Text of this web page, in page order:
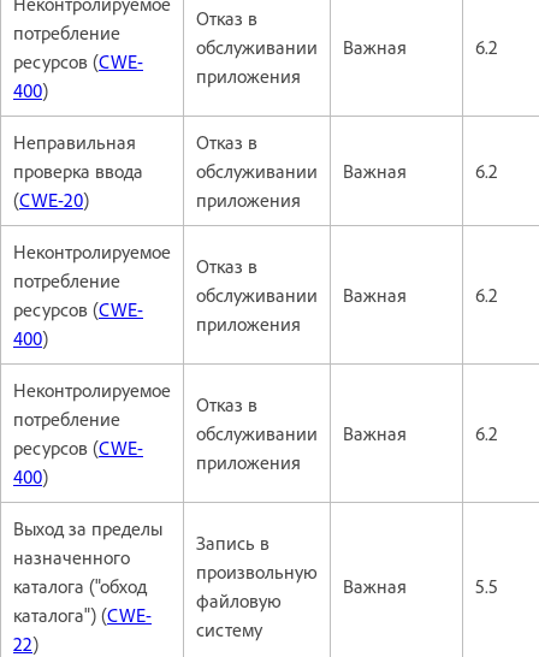
потребление
ресурсов (CWE-
400)
Отказ в
обслуживании
приложения
Важная 6.2
Неправильная
проверка ввода
(CWE-20)
Отказ в
обслуживании
приложения
Важная 6.2
Неконтролируемое
потребление
ресурсов (CWE-
400)
Отказ в
обслуживании
приложения
Важная 6.2
Неконтролируемое
потребление
ресурсов (CWE-
400)
Отказ в
обслуживании
приложения
Важная 6.2
Выход за пределы
назначенного
каталога ("обход
каталога") (CWE-
22)
Запись в
произвольную
файловую
систему
Важная 5.5